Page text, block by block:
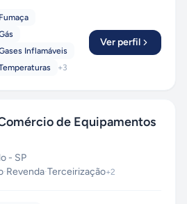
Inflamáveis
+3
Ver perfil
de Equipamentos
- SP
·Revenda·Terceirização+2